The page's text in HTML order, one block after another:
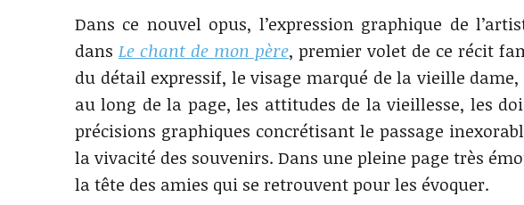
Dans ce nouvel opus, l’expression graphique de
dans Le chant de mon père, premier volet de ce récit
du détail expressif, le visage marqué de la vieille
au long de la page, les attitudes de la vieillesse, les
précisions graphiques concrétisant le passage
la vivacité des souvenirs. Dans une pleine page très
la tête des amies qui se retrouvent pour les évoquer.